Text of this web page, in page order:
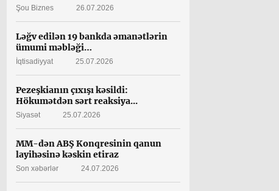
Şou Biznes 26.07.2026
Ləğv edilən 19 bankda əmanətlərin
ümumi məbləği…
İqtisadiyyat 25.07.2026
Pezeşkianın çıxışı kəsildi:
Hökumətdən sərt reaksiya...
Siyasət 25.07.2026
MM-dən ABŞ Konqresinin qanun
layihəsinə kəskin etiraz
Son xəbərlər 24.07.2026